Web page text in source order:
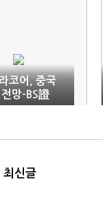
코어, 중국
망-BS證
최신글